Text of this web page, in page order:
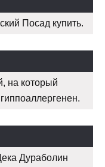
Посад купить.
на который
Дураболин